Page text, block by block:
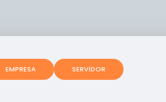
EMPRESA SERVIDOR